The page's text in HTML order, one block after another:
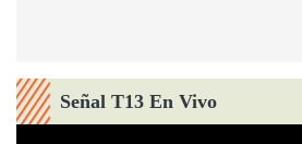
Señal T13 En Vivo